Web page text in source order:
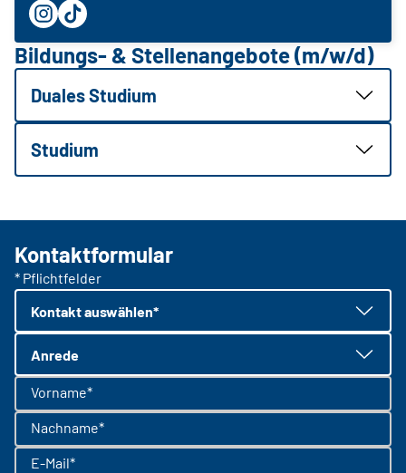
Bildungs- & Stellenangebote (m/w/d)
Duales Studium
Studium
Kontaktformular
* Pflichtfelder
Kontakt auswählen*
Anrede
Vorname*
Nachname*
E-Mail*